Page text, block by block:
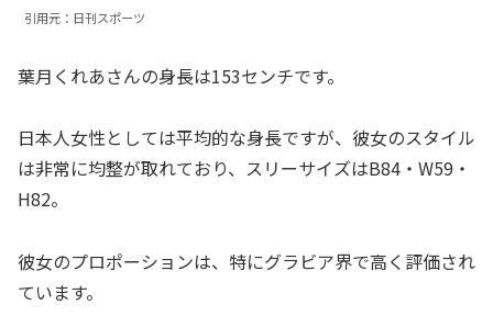
引用元：日刊スポーツ
葉月くれあさんの身長は153センチです。
日本人女性としては平均的な身長ですが、彼女のスタイル
は非常に均整が取れており、スリーサイズはB84・W59・
H82。
彼女のプロポーションは、特にグラビア界で高く評価され
ています。